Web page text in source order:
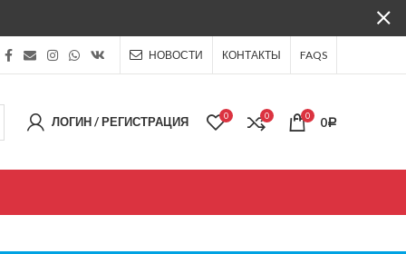
НОВОСТИ КОНТАКТЫ FAQS
ЛОГИН / РЕГИСТРАЦИЯ 0 0 0 0Р